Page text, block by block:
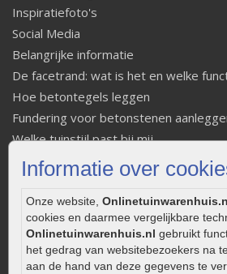
Informatie over
Onze website,
cookies en daarmee vergelijkbare
Onlinetuinwarenhuis.nl gebruikt
het gedrag van websitebezoekers na
aan de hand van deze gegevens te
Inspiratiefoto's
Social Media
Belangrijke informatie
De facetrand: wat is het en welke
Hoe betontegels leggen
Fundering voor betonstenen
Welke tuinstijl past bij mij
Strakke tuin inrichten
Legverbanden gebakken bestrating
Onderhoud van gebakken bestrating
Aanlegtips voor gebakken bestrating
Zelf een terras aanleggen
Kleine stadstuin inrichten